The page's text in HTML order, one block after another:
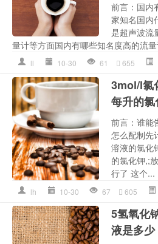
前言：国内
家知名国内
是超声波流
量计等方面国内有哪些知名度高的流
ll 10-30 61 655
3mol/l氯
每升的
前言：谁能
怎么配制先
溶液的氯化
的氯化钾,;
行了 这个...
lh 10-30 67 605
5氢氧化
液是多少